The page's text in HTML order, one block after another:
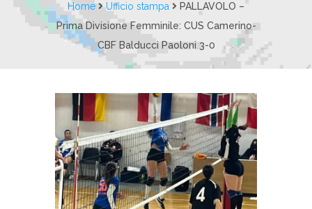
Home Ufficio stampa
PALLAVOLO –
Prima Divisione Femminile: CUS Camerino-
CBF Balducci Paoloni 3-0